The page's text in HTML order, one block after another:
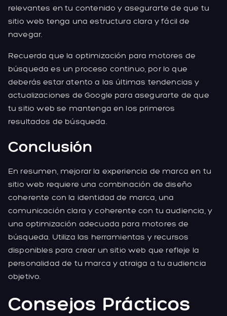
relevantes en tu contenido y asegurarte de que tu
sitio web tenga una estructura clara y fácil de
navegar.
Recuerda que la optimización para motores de
búsqueda es un proceso continuo, por lo que
deberás estar atento a las últimas tendencias y
actualizaciones de Google para asegurarte de que
tu sitio web se mantenga en los primeros
resultados de búsqueda.
Conclusión
En resumen, mejorar la experiencia de marca en tu
sitio web requiere una combinación de diseño
coherente con la identidad de marca, una
comunicación clara y coherente con tu audiencia, y
una optimización adecuada para motores de
búsqueda. Utiliza las herramientas y recursos
disponibles para crear un sitio web que refleje la
personalidad de tu marca y atraiga a tu audiencia
objetivo.
Consejos Prácticos